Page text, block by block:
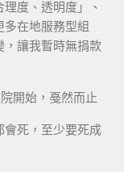
度、透明度」、
多在地服務型組
讓我暫時無捐款
開始，戞然而止
會死，至少要死成